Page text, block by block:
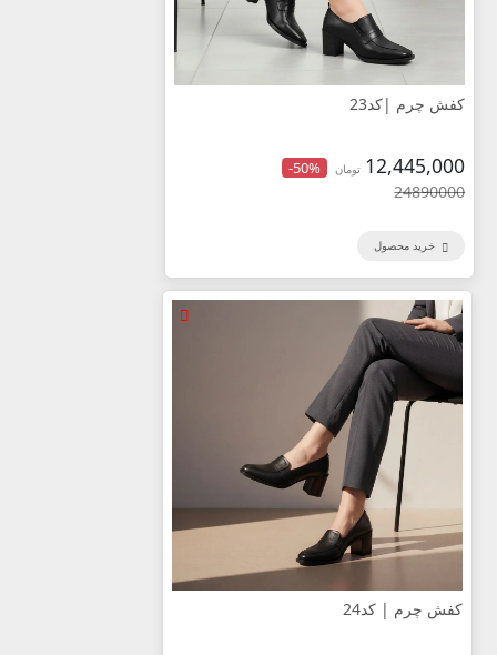
کفش چرم |کد23
12,445,000 تومان -50%
24890000
خرید محصول
کفش چرم | کد24